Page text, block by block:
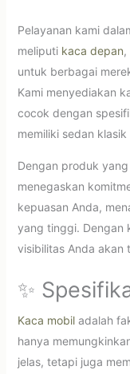
Pelayanan kami
meliputi kaca depan
untuk berbagai
Kami menyediakan
cocok dengan
memiliki sedan
Dengan produk
menegaskan
kepuasan Anda,
yang tinggi. Dengan
visibilitas Anda akan
✨
Kaca mobiladalah
hanya
jelas, tetapi juga